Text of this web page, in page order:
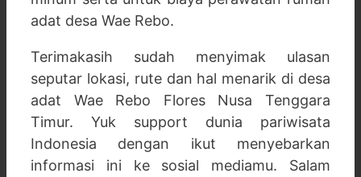
adat desa Wae Rebo.
Terimakasih sudah menyimak ulasan
seputar lokasi, rute dan hal menarik di desa
adat Wae Rebo Flores Nusa Tenggara
Timur. Yuk support dunia pariwisata
Indonesia dengan ikut menyebarkan
informasi ini ke sosial mediamu. Salam